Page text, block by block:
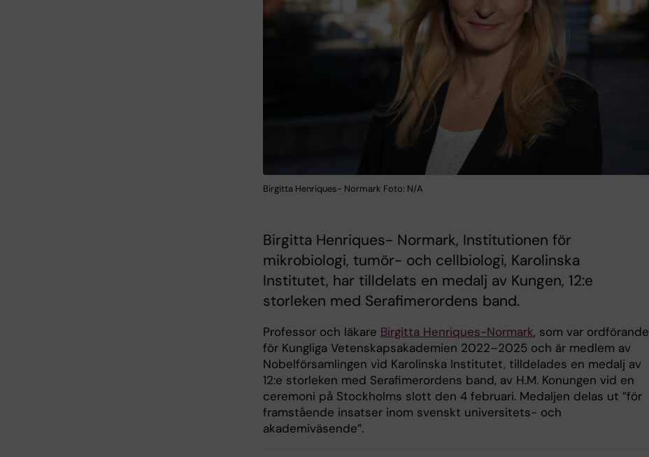
Birgitta Henriques- Normark Foto: N/A
Birgitta Henriques- Normark, Institutionen för
mikrobiologi, tumör- och cellbiologi, Karolinska
Institutet, har tilldelats en medalj av Kungen, 12:e
storleken med Serafimerordens band.
Professor och läkare Birgitta Henriques-Normark, som var ordförande
för Kungliga Vetenskapsakademien 2022–2025 och är medlem av
Nobelförsamlingen vid Karolinska Institutet, tilldelades en medalj av
12:e storleken med Serafimerordens band, av H.M. Konungen vid en
ceremoni på Stockholms slott den 4 februari. Medaljen delas ut ”för
framstående insatser inom svenskt universitets- och
akademiväsende”.